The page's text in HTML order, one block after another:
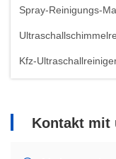
Spray-Reinigungs-
Kfz-
Kontakt mit